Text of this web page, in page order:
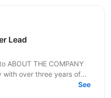
Lead
with over three years of
specialists. Our...
See